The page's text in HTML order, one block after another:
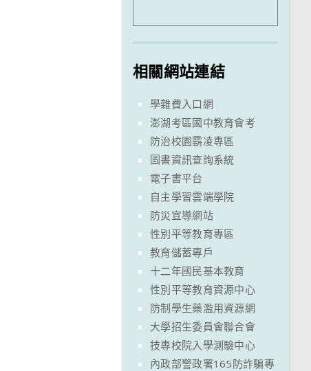
相關網站連結
學雜費入口網
澎湖考區國中教育會考
防治校園霸凌專區
圖書資訊查詢系統
電子書平台
自主學習雲端學院
防災宣導網站
性別平等教育專區
教育儲蓄專戶
十二年國民基本教育
性別平等教育資源中心
防制學生藥濫用資源網
大學招生委員會聯合會
技專校院入學測驗中心
內政部警政署165防詐騙專